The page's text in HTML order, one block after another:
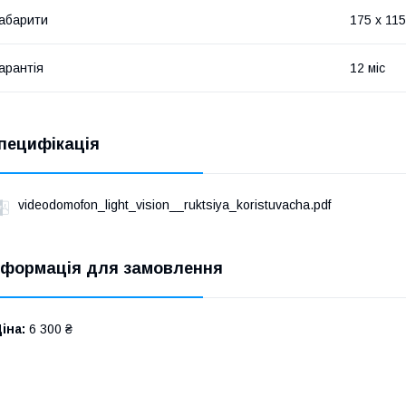
175 х
12 міс
videodomofon_light_vision__ruktsiya_koristuvacha.pdf
для замовлення
6 300 ₴